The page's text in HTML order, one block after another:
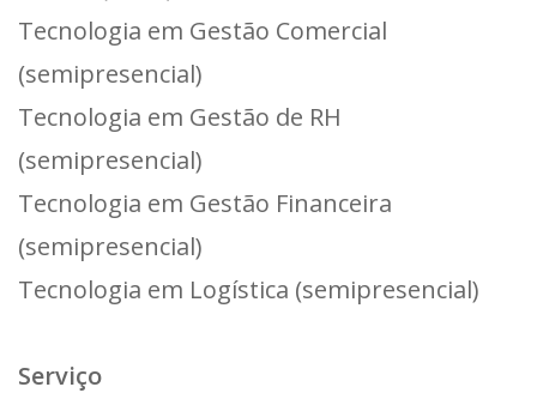
Tecnologia em Gestão Comercial
(semipresencial)
Tecnologia em Gestão de RH
(semipresencial)
Tecnologia em Gestão Financeira
(semipresencial)
Tecnologia em Logística (semipresencial)
Serviço